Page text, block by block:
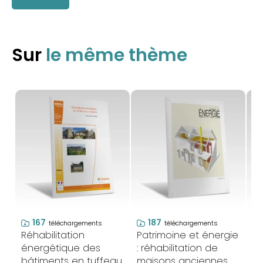
Sur le même thème
167 téléchargements
Réhabilitation
énergétique des
187 téléchargements
Patrimoine et énergie
: réhabilitation de